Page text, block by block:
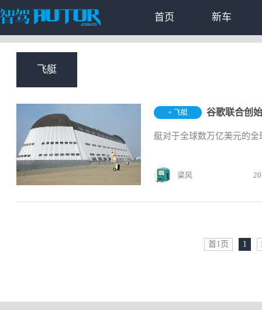
首页 新车
飞艇
+ 飞艇 谷歌联合创
艇对于全球数万亿美元的
梁风
首1页 1